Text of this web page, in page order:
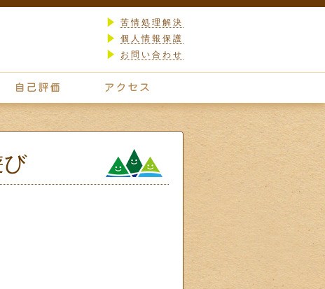
苦情処理解決
個人情報保護
お問い合わせ